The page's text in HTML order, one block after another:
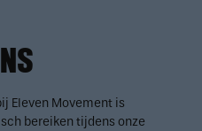
Eleven Movement is
bereiken tijdens onze